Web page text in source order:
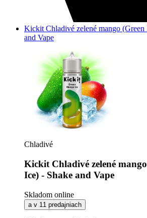
Kickit Chladivé zelené mango (Green
and Vape
Chladivé
Kickit Chladivé zelené
Ice) - Shake and Vape
Skladom online
a v 11 predajniach